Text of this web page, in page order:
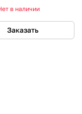
в наличии
Заказать